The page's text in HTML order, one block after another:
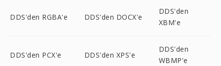
DDS'den RGBA'e DDS'den DOCX'e
DDS'den
XBM'e
DDS'den PCX'e DDS'den XPS'e
DDS'den
WBMP'e